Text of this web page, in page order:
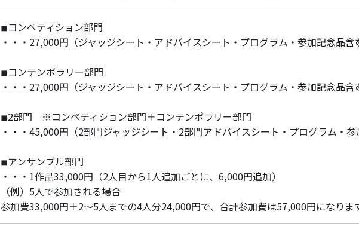
◾︎コンペティション部門
・・・27,000円（ジャッジシート・アドバイスシート・プログラム・参加記念品含
◾︎コンテンポラリー部門
・・・27,000円（ジャッジシート・アドバイスシート・プログラム・参加記念品
◾︎2部門 ※コンペティション部門＋コンテンポラリー部門
・・・45,000円（2部門ジャッジシート・2部門アドバイスシート・プログラム・
◾︎アンサンブル部門
・・・1作品33,000円（2人目から1人追加ごとに、6,000円追加）
（例）5人で参加される場合
参加費33,000円＋2〜5人までの4人分24,000円で、合計参加費は57,000円になりま